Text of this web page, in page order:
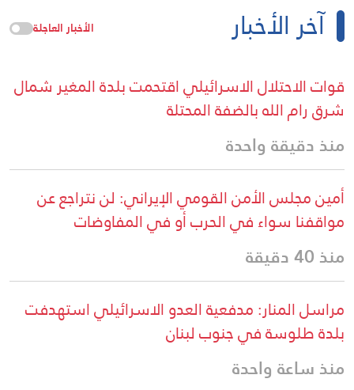
آخر الأخبار الأخبار العاجلة
قوات الاحتلال الاسرائيلي اقتحمت بلدة المغير شمال
شرق رام الله بالضفة المحتلة
منذ دقيقة واحدة
أمين مجلس الأمن القومي الإيراني: لن نتراجع عن
مواقفنا سواء في الحرب أو في المفاوضات
منذ 40 دقيقة
مراسل المنار: مدفعية العدو الاسرائيلي استهدفت
بلدة طلوسة في جنوب لبنان
منذ ساعة واحدة